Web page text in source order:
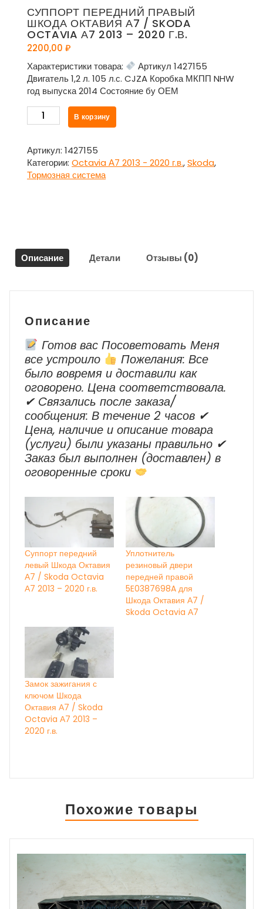
СУППОРТ ПЕРЕДНИЙ ПРАВЫЙ
ШКОДА ОКТАВИЯ А7 / SKODA
OCTAVIA А7 2013 – 2020 Г.В.
2200,00 ₽
Характеристики товара:
Артикул 1427155
Двигатель 1,2 л. 105 л.с. CJZA Коробка МКПП NHW
год выпуска 2014 Состояние бу ОЕМ
Количество
товара
передний
правый
Шкода
А7
2013
В корзину
Артикул: 1427155
Категории: Octavia А7 2013 - 2020 г.в.,Skoda,
Тормозная система
Описание Детали Отзывы (0)
Описание
Готов вас Посоветовать Меня
все устроило
Пожелания: Все
было вовремя и доставили как
оговорено. Цена соответствовала.
✔ Cвязались после заказа/
сообщения: В течение 2 часов ✔
Цена, наличие и описание товара
(услуги) были указаны правильно ✔
Заказ был выполнен (доставлен) в
оговоренные сроки
Суппорт передний
левый Шкода Октавия
А7 / Skoda Octavia
А7 2013 – 2020 г.в.
Уплотнитель
резиновый двери
передней правой
5E0387698A для
Шкода Октавия А7 /
Skoda Octavia А7
Замок зажигания с
ключом Шкода
Октавия А7 / Skoda
Octavia А7 2013 –
2020 г.в.
Похожие товары